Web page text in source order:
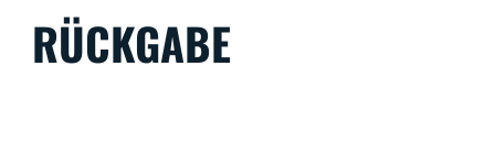
RÜCKGABE